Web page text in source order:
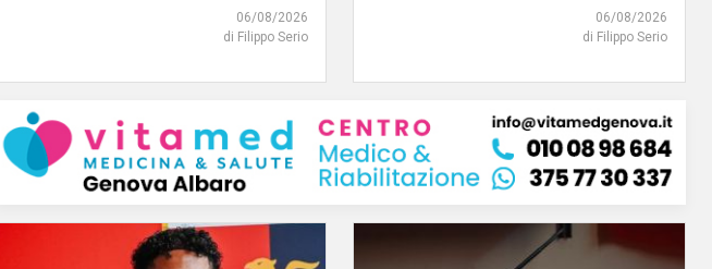
06/08/2026
di Filippo Serio
06/08/2026
di Filippo Serio